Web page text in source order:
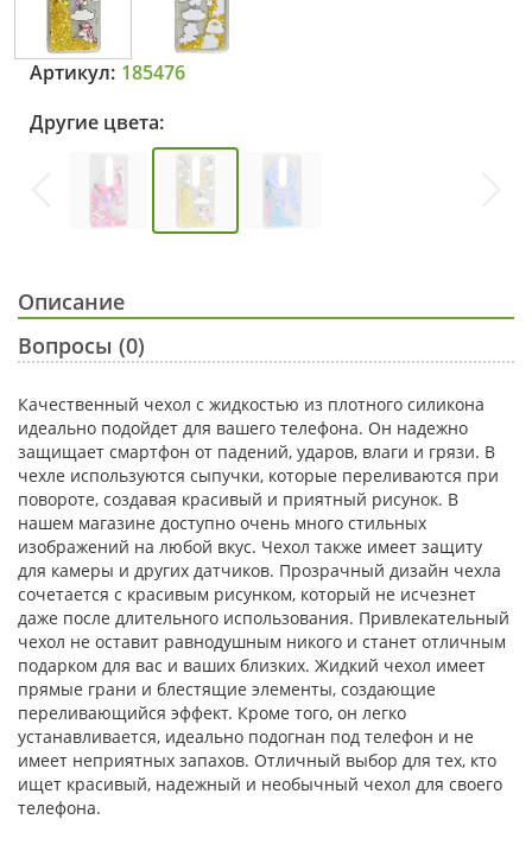
Артикул: 185476
Другие цвета:
Описание
Вопросы (0)
Качественный чехол с жидкостью из плотного силикона
идеально подойдет для вашего телефона. Он надежно
защищает смартфон от падений, ударов, влаги и грязи. В
чехле используются сыпучки, которые переливаются при
повороте, создавая красивый и приятный рисунок. В
нашем магазине доступно очень много стильных
изображений на любой вкус. Чехол также имеет защиту
для камеры и других датчиков. Прозрачный дизайн чехла
сочетается с красивым рисунком, который не исчезнет
даже после длительного использования. Привлекательный
чехол не оставит равнодушным никого и станет отличным
подарком для вас и ваших близких. Жидкий чехол имеет
прямые грани и блестящие элементы, создающие
переливающийся эффект. Кроме того, он легко
устанавливается, идеально подогнан под телефон и не
имеет неприятных запахов. Отличный выбор для тех, кто
ищет красивый, надежный и необычный чехол для своего
телефона.